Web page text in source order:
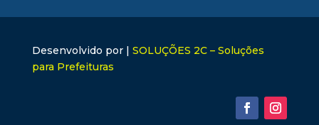
Desenvolvido por | SOLUÇÕES 2C – Soluções
para Prefeituras